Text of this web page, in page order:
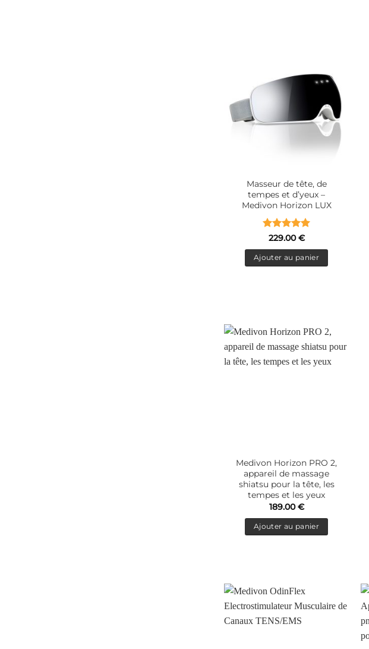
Masseur de tête, de
tempes et d’yeux –
Medivon Horizon LUX
Note5sur
229.00€
Ajouter au panier
Medivon Horizon PRO 2,
appareil de massage
shiatsu pour la tête, les
tempes et les yeux
189.00€
Ajouter au panier